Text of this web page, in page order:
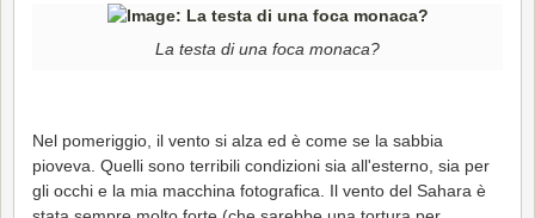
La testa di una foca monaca?
Nel pomeriggio, il vento si alza ed è come se la sabbia
pioveva. Quelli sono terribili condizioni sia all'esterno, sia per
gli occhi e la mia macchina fotografica. Il vento del Sahara è